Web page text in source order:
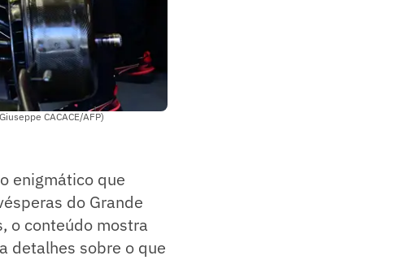
CACACE/AFP)
enigmático que
do Grande
o conteúdo mostra
detalhes sobre o que